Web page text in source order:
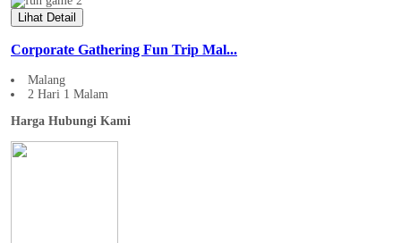
Lihat Detail
Corporate Gathering Fun Trip Mal...
Malang
2 Hari 1 Malam
Harga Hubungi Kami